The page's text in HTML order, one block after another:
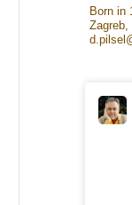
Born in
Zagreb,